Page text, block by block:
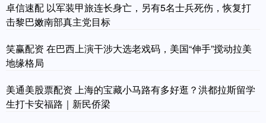
卓信速配 以军装甲旅连长身亡，另有5名士兵死伤，恢复打
击黎巴嫩南部真主党目标
笑赢配资 在巴西上演干涉大选老戏码，美国“伸手”搅动拉美
地缘格局
美通美股票配资 上海的宝藏小马路有多好逛？洪都拉斯留学
生打卡安福路｜新民侨梁